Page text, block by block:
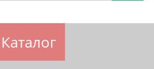
Каталог